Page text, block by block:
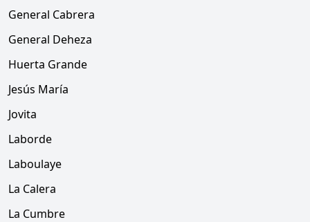
General Cabrera
General Deheza
Huerta Grande
Jesús María
Jovita
Laborde
Laboulaye
La Calera
La Cumbre